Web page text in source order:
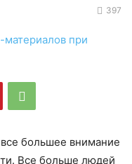
397
большее внимание
Все больше людей